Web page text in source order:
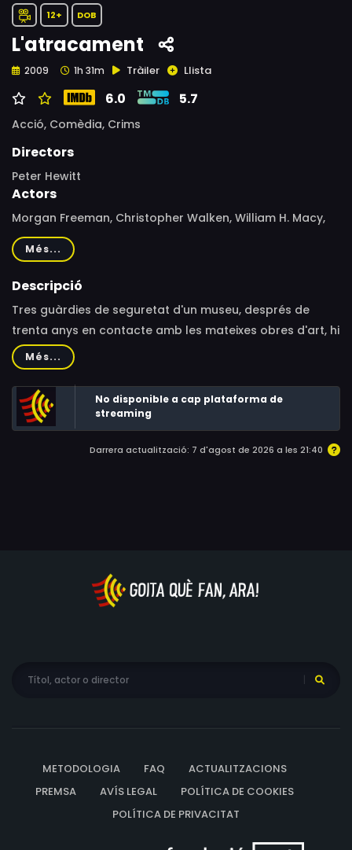
12+ DOB
L'atracament
2009 1h 31m Tràiler Llista
6.0 5.7
Acció, Comèdia, Crims
Directors
Peter Hewitt
Actors
Morgan Freeman, Christopher Walken, William H. Macy,
Marcia Gay Harden, Philip Dorn Hebert, Todd Weeks,
Bhavesh Patel, Stephen Stapinski, Breckin Meyer, Wynn
Everett, Joseph McKenna, Jim Chiros, Bates Wilder,
David J. Curtis, Peter Darrigo, James Welu, Christy Scott
Cashman, Douglass Bowen Flynn, Patricia B. Till
Més...
Descripció
Tres guàrdies de seguretat d'un museu, després de
trenta anys en contacte amb les mateixes obres d'art, hi
han desenvolupat un vincle emocional profund. Per això,
quan es decideix traslladades a un nou museu, tots tres
tramaran un pla per robar-les i tornar-les al seu lloc
original.
Més...
No disponible a cap plataforma de
streaming
Darrera actualització: 7 d'agost de 2026 a les 21:40
METODOLOGIA FAQ
ACTUALITZACIONS
PREMSA
AVÍS LEGAL
POLÍTICA DE COOKIES
POLÍTICA DE PRIVACITAT